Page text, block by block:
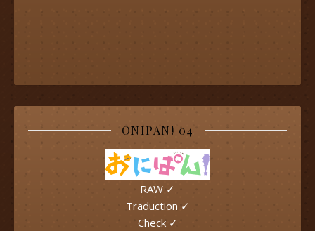
ONIPAN! 04
RAW ✓
Traduction ✓
Check ✓